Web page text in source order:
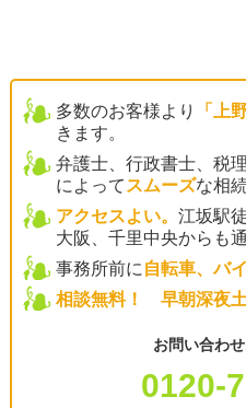
多数のお客様より 「上
きます。
弁護士、行政書士、税
によって スムーズな相
アクセスよい。 江坂駅
大阪、千里中央からも
事務所前に 自転車、バ
相談無料！ 早朝深夜
お問い合わ
0120-